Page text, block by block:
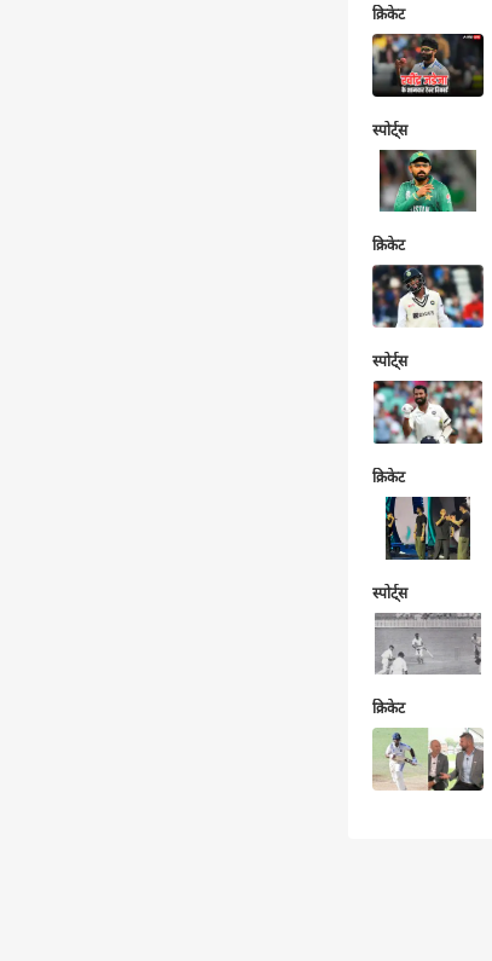
क्रिकेट
स्पोर्ट्स
क्रिकेट
स्पोर्ट्स
क्रिकेट
स्पोर्ट्स
क्रिकेट